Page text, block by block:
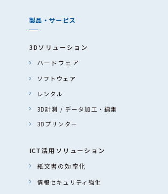
の推進のために特に必要がある場合であって
の委託を受けた者が法令の定めの事務を遂行
得ることによって当該事務の遂行に支障を及
個人情報を当社の業務委託先などに委託する
託先を選定し、秘密保持契約において個人情
項を取決め、適切な管理を実施させます。委
する情報の一部をご提供いただけない場合
製品・サービス
3Dソリューション
ハードウェア
ソフトウェア
レンタル
3D計測 / データ加工・編集
3Dプリンター
ICT活用ソリューション
紙文書の効率化
情報セキュリティ強化